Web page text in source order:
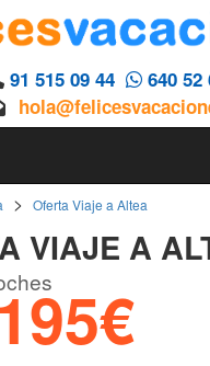
91 515 09 44
640 52
> Oferta Viaje a Altea
VIAJE A